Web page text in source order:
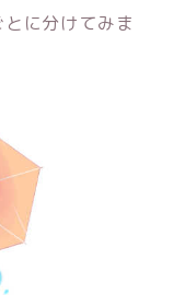
に分けてみま